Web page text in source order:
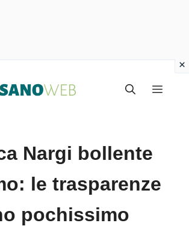
Menu
Nargi bollente
le trasparenze
pochissimo